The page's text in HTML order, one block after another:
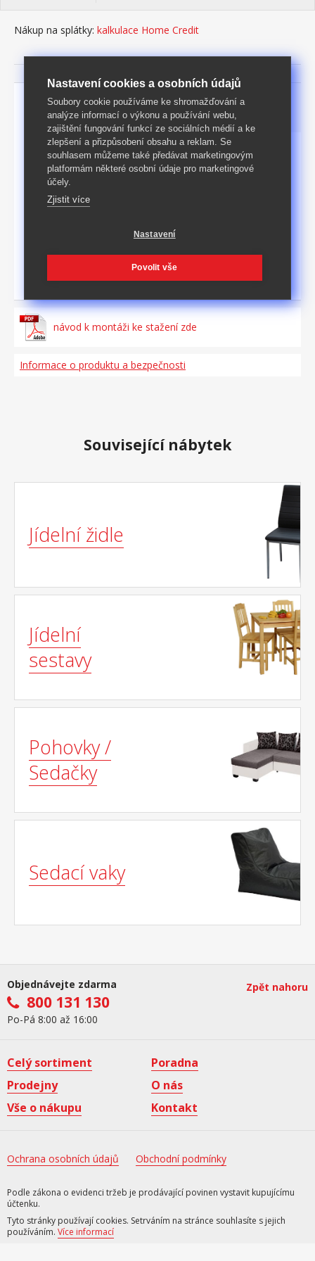
Nákup na splátky: kalkulace Home Credit
Parametry Podrobný popis
Rozměry [cm]
91 × 38 × 48 (š × h × v)
Baleno
Masiv
návod k montáži ke stažení zde
Informace o produktu a bezpečnosti
Související nábytek
Jídelní židle
Jídelní
sestavy
Pohovky /
Sedačky
Sedací vaky
Objednávejte zdarma
800 131 130
Po-Pá 8:00 až 16:00
Zpět nahoru
Celý sortiment
Poradna
Prodejny
O nás
Vše o nákupu
Kontakt
Ochrana osobních údajů Obchodní podmínky
Podle zákona o evidenci tržeb je prodávající povinen vystavit kupujícímu
účtenku.
Tyto stránky používají cookies. Setrváním na stránce souhlasíte s jejich
používáním. Více informací
Nastavení cookies a osobních údajů
Soubory cookie používáme ke shromažďování a
analýze informací o výkonu a používání webu,
zajištění fungování funkcí ze sociálních médií a ke
zlepšení a přizpůsobení obsahu a reklam. Se
souhlasem můžeme také předávat marketingovým
platformám některé osobní údaje pro marketingové
účely.
Zjistit více
Nastavení
Povolit vše